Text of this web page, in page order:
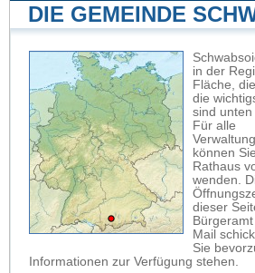
DIE GEMEINDE
in der
Fläche,
die
sind unten
Für alle
können
Rathaus
wenden.
dieser
Mail
Sie
Informationen zur Verfügung stehen.